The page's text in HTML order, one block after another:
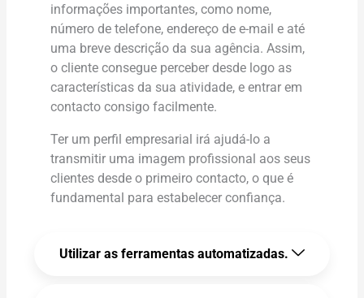
informações importantes, como nome,
número de telefone, endereço de e-mail e até
uma breve descrição da sua agência. Assim,
o cliente consegue perceber desde logo as
características da sua atividade, e entrar em
contacto consigo facilmente.
Ter um perfil empresarial irá ajudá-lo a
transmitir uma imagem profissional aos seus
clientes desde o primeiro contacto, o que é
fundamental para estabelecer confiança.
Utilizar as ferramentas automatizadas.